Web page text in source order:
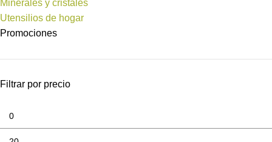
Minerales y cristales
Utensilios de hogar
Promociones
Filtrar por precio